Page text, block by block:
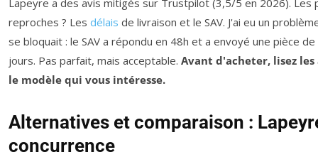
reproches ? Les délais de livraison et le SAV. J'ai eu un
se bloquait : le SAV a répondu en 48h et a envoyé une pièce
jours. Pas parfait, mais acceptable. Avant d'acheter, lisez
le modèle qui vous intéresse.
Alternatives et comparaison :
concurrence